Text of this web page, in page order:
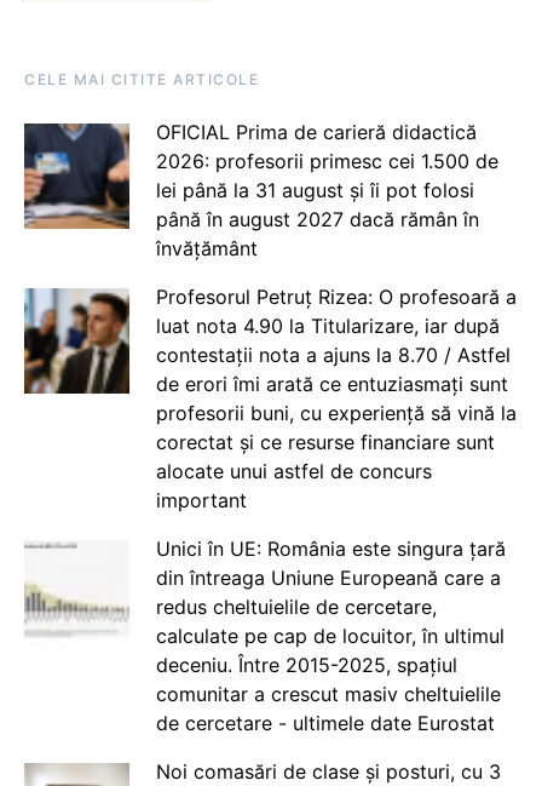
CELE MAI CITITE ARTICOLE
OFICIAL Prima de carieră didactică
2026: profesorii primesc cei 1.500 de
lei până la 31 august și îi pot folosi
până în august 2027 dacă rămân în
învățământ
Profesorul Petruț Rizea: O profesoară a
luat nota 4.90 la Titularizare, iar după
contestații nota a ajuns la 8.70 / Astfel
de erori îmi arată ce entuziasmați sunt
profesorii buni, cu experiență să vină la
corectat și ce resurse financiare sunt
alocate unui astfel de concurs
important
Unici în UE: România este singura țară
din întreaga Uniune Europeană care a
redus cheltuielile de cercetare,
calculate pe cap de locuitor, în ultimul
deceniu. Între 2015-2025, spațiul
comunitar a crescut masiv cheltuielile
de cercetare - ultimele date Eurostat
Noi comasări de clase și posturi, cu 3